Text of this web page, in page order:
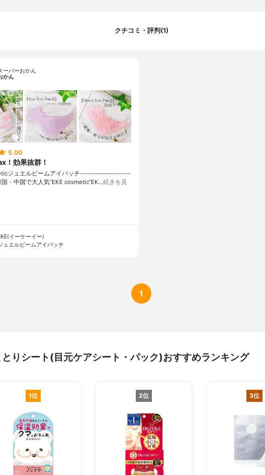
クチコミ・評判(1)
ーパーおかん
かん
5.00
！効果抜群！
ジュエルビームアイパッチ--------------------
・中国で大人気“EKE cosmetic”EK…続きを見
イーケーイー)
ュエルビームアイパッチ
1
とりシート(目元ケアシート・パック)おすすめランキング
1位 2位 3位